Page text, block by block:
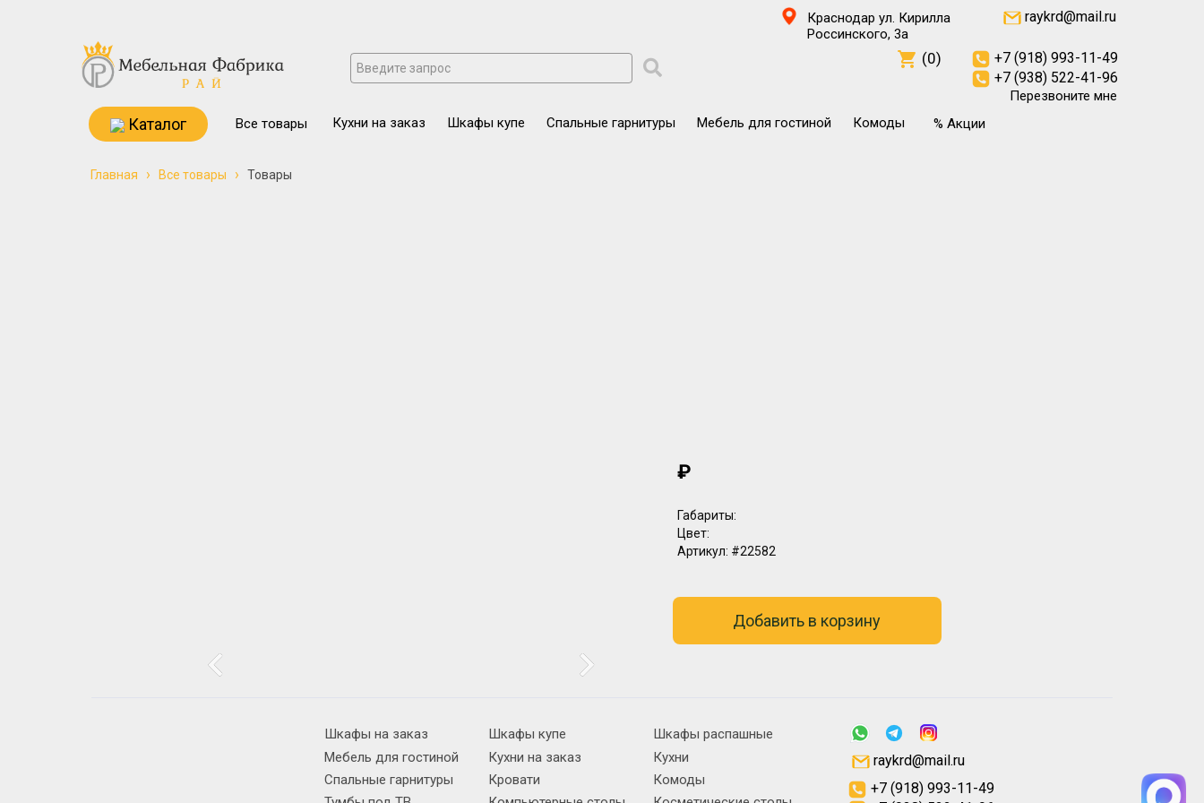
Краснодар ул. Кирилла
Россинского, 3а
raykrd@mail.ru
Перезвоните мне
Кухни на заказ
Шкафы купе Спальные гарнитуры Мебель для гостиной Комоды
Все товары % Акции
Каталог
(0)
+7 (918) 993-11-49
+7 (938) 522-41-96
Главная › Все товары › Товары
₽
Габариты:
Цвет:
Артикул: #22582
Добавить в корзину
Шкафы на заказ Шкафы купе
Шкафы распашные
Мебель для гостиной
Кухни на заказ
Кухни
Спальные гарнитуры
Кровати
Комоды
+7 (918) 993-11-49
raykrd@mail.ru